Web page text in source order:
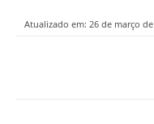
Atualizado em: 26 de março de